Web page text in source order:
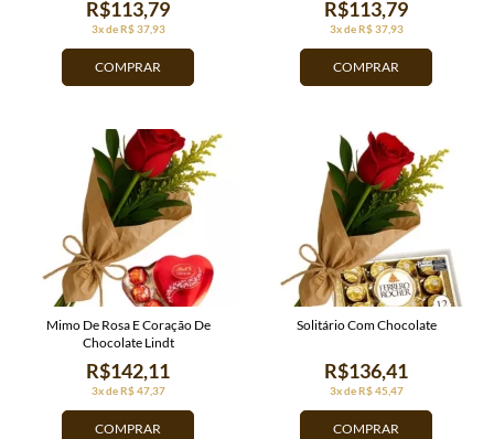
COMPRAR
3x de R$ 37,93
R$113,79
COMPRAR
3x de R$ 37,93
R$113,79
COMPRAR
3x de R$ 47,37
R$142,11
Mimo De Rosa E Coração De
Chocolate Lindt
COMPRAR
3x de R$ 45,47
R$136,41
Solitário Com Chocolate